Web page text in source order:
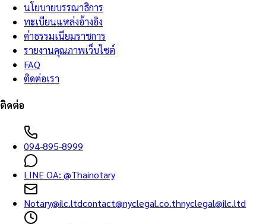
นโยบายบรรณาธิการ
ทะเบียนแหล่งอ้างอิง
ค่าธรรมเนียมราชการ
รายงานคุณภาพเว็บไซต์
FAQ
ติดต่อเรา
ติดต่อ
094-895-8999
LINE OA: @Thainotary
Notary@ilc.ltdcontact@nyclegal.co.thnyclegal@ilc.ltd